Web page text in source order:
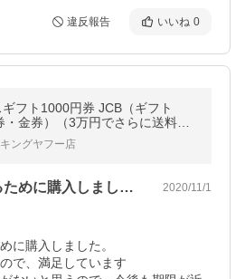
違反報告 いいね 0
フト1000円券 JCB（ギフト
・金券）（3万円でさらに送料割
ングヤフー店
ポイントを消化するために購入しました。… 2020/11/1
に購入しました。
で、満足しています